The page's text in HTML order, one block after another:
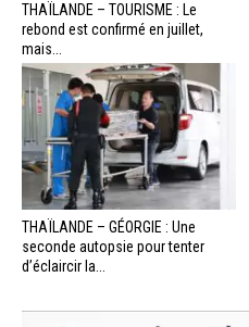
THAÏLANDE – TOURISME : Le
rebond est confirmé en juillet,
mais...
THAÏLANDE – GÉORGIE : Une
seconde autopsie pour tenter
d’éclaircir la...